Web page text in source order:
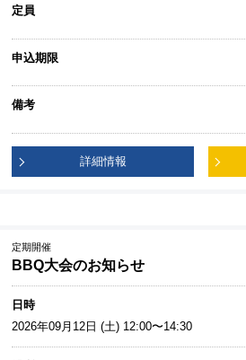
定員
申込期限
備考
詳細情報
定期開催
BBQ大会のお知らせ
日時
2026年09月12日 (土) 12:00〜14:30